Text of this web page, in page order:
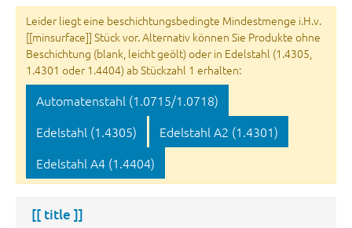
Leider liegt eine beschichtungsbedingte Mindestmenge i.H.v.
[[minsurface]] Stück vor. Alternativ können Sie Produkte ohne
Beschichtung (blank, leicht geölt) oder in Edelstahl (1.4305,
1.4301 oder 1.4404) ab Stückzahl 1 erhalten:
Automatenstahl (1.0715/1.0718)
Edelstahl (1.4305)
Edelstahl A2 (1.4301)
Edelstahl A4 (1.4404)
[[ title ]]